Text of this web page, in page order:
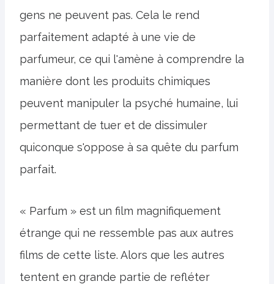
gens ne peuvent pas. Cela le rend
parfaitement adapté à une vie de
parfumeur, ce qui l'amène à comprendre la
manière dont les produits chimiques
peuvent manipuler la psyché humaine, lui
permettant de tuer et de dissimuler
quiconque s'oppose à sa quête du parfum
parfait.
« Parfum » est un film magnifiquement
étrange qui ne ressemble pas aux autres
films de cette liste. Alors que les autres
tentent en grande partie de refléter